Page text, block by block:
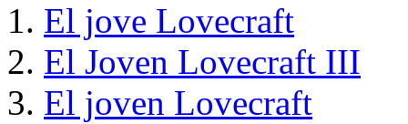
El jove Lovecraft
El Joven Lovecraft III
El joven Lovecraft